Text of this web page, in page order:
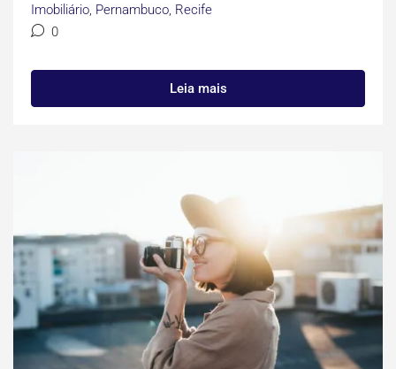
Imobiliário, Pernambuco, Recife
0
Leia mais